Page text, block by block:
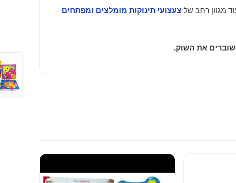
מגוון רחב של צעצועי תינוקות מומלצים ומפתחים
את השוק.